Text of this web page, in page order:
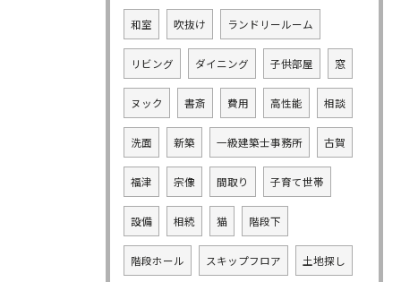
和室 吹抜け ランドリールーム
リビング ダイニング 子供部屋 窓
ヌック 書斎 費用 高性能 相談
洗面 新築 一級建築士事務所 古賀
福津 宗像 間取り 子育て世帯
設備 相続 猫 階段下
階段ホール スキップフロア 土地探し